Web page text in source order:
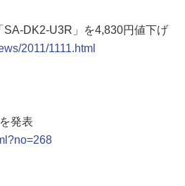
SA-DK2-U3R」を4,830円値下げ
2011/1111.html
発表